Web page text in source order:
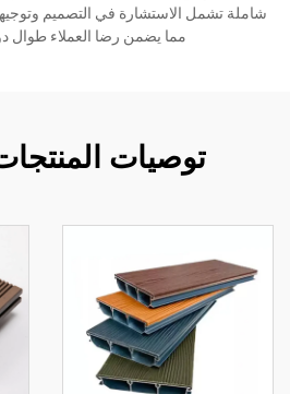
شاملة تشمل الاستشارة في التصميم
مما يضمن رضا العملاء طوال
توصيات